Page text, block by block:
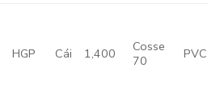
HGP Cái 1,400
Cosse
70
PVC